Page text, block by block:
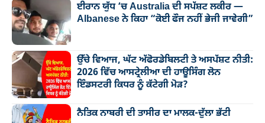
ਈਰਾਨ ਯੁੱਧ ‘ਚ Australia ਦੀ ਸਪੱਸ਼ਟ ਲਕੀਰ —
Albanese ਨੇ ਕਿਹਾ “ਕੋਈ ਫੌਜ ਨਹੀਂ ਭੇਜੀ ਜਾਵੇਗੀ”
ਉੱਚੇ ਵਿਆਜ, ਘੱਟ ਅੱਫੋਰਡੇਬਿਲਟੀ ਤੇ ਅਸਪੱਸ਼ਟ ਨੀਤੀ:
2026 ਵਿੱਚ ਆਸਟ੍ਰੇਲੀਆ ਦੀ ਹਾਊਸਿੰਗ ਲੋਨ
ਇੰਡਸਟਰੀ ਕਿਧਰ ਨੂੰ ਕੱਟੇਗੀ ਮੋੜ?
ਨੈਤਿਕ ਨਾਬਰੀ ਦੀ ਤਾਸੀਰ ਦਾ ਮਾਲਕ-ਦੁੱਲਾ ਭੱਟੀ